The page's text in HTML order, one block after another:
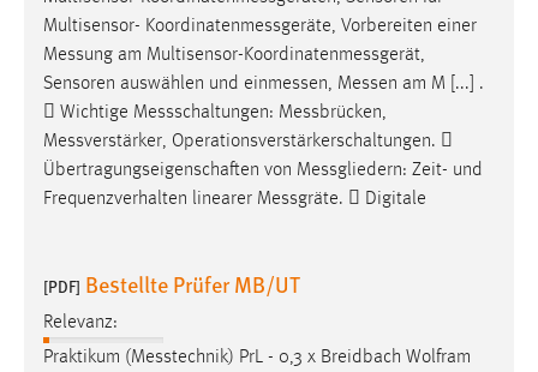
Multisensor- Koordinatenmessgeräte, Vorbereiten einer
Messung am Multisensor-Koordinatenmessgerät,
Sensoren auswählen und einmessen, Messen am M [...] .
 Wichtige Messschaltungen: Messbrücken,
Messverstärker, Operationsverstärkerschaltungen. 
Übertragungseigenschaften von Messgliedern: Zeit- und
Frequenzverhalten linearer Messgräte.  Digitale
[PDF] Bestellte Prüfer MB/UT
Relevanz:
Praktikum (Messtechnik) PrL - 0,3 x Breidbach Wolfram